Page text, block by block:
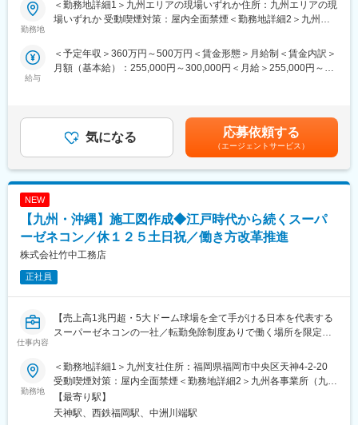
■業務概要：
工事現場のサポート業務（施工管理）をお任せします。
工事全体を管理・調整するお仕事です。手を動かす職人さんの
「まとめ役」となり管理を行っていきます。※工事は職人さんが行
建物の写真撮影／工事に必要な資料作成や書類整理／スケジュー
ルや工事の進み具合の確認／職人さんのシフト管理／コスト管理
／品質確認、安全確認など
■キャリアパス：
プロになれます◎(派遣先の企業様からお声がけいただくこともあ
ります)ゼネコン
・施工管理→社内公募で人事・営業・事務に！入社3年目意向を目
途にキャリアチェンジも可能です◎施工管理の経験を活かして
CADオペレーターにキャリアチェンジのママさんも活躍中！(産休
育休復帰率80％)
■教育体制：
入社後、名刺交換や電話の受け答え、メールや報告書といった文
く現場に出てもらう方針に変えており、派遣先の企業様も一緒に
メンバーを育てていく環境が整っています。
■当社の魅力：
勤務地
＜勤務地詳細1＞九州エリアの現場いずれか住所：九州エリアの現
場いずれか 受動喫煙対策：屋内全面禁煙＜勤務地詳細2＞九州支
ムイースト8階D勤務地最寄駅：(博多駅第5出口)線／博多駅受動喫
煙対策：屋内全面禁煙
給与
＜予定年収＞360万円～500万円＜賃金形態＞月給制＜賃金内訳＞
月額（基本給）：255,000円～300,000円＜月給＞255,000円～
与改定：年1回賃金はあくまでも目安の金額であり、選考を通じて
上下する可能性があります。月給(月額)は固定手当を含めた表記で
す。
気になる 応募依頼する
（エージェントサービス）
NEW
【九州・沖縄】施工図作成◆江戸時代から続くスーパ
ーゼネコン／休１２５土日祝／働き方改革推進
株式会社竹中工務店
正社員
仕事内容
【売上高1兆円超・5大ドーム球場を全て手がける日本を代表する
スーパーゼネコンの一社／転勤免除制度ありで働く場所を限定す
企業】
◎スーパーゼネコンで最先端の技術に触れながらキャリアアッ
プ！
◎DXを推進しながら働き方改革も促進中！
勤務地
＜勤務地詳細1＞九州支社住所：福岡県福岡市中央区天神4-2-20
受動喫煙対策：屋内全面禁煙＜勤務地詳細2＞九州各事業所（九州
支店管轄内の事業所）住所：福岡県、長崎県、大分県、佐賀県、
熊本県、宮崎県、鹿児島県、沖縄県 受動喫煙対策：屋内全面禁煙
【最寄り駅】
天神駅、西鉄福岡駅、中洲川端駅